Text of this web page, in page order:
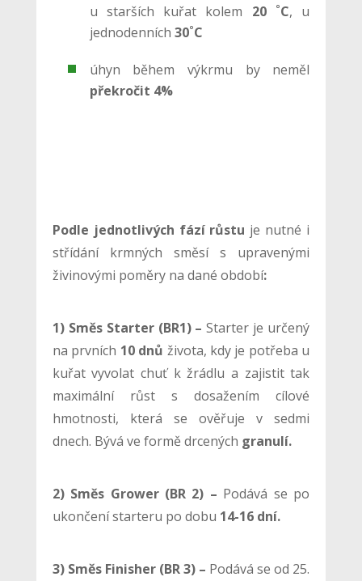
u starších kuřat kolem 20 ˚C, u
jednodenních 30˚C
úhyn během výkrmu by neměl
překročit 4%
Podle jednotlivých fází růstu je nutné i
střídání krmných směsí s upravenými
živinovými poměry na dané období:
1) Směs Starter (BR1) –Starter je určený
na prvních 10 dnů života, kdy je potřeba u
kuřat vyvolat chuť k žrádlu a zajistit tak
maximální růst s dosažením cílové
hmotnosti, která se ověřuje v sedmi
dnech. Bývá ve formě drcených granulí.
2) Směs Grower (BR 2) – Podává se po
ukončení starteru po dobu 14-16 dní.
3) Směs Finisher (BR 3) – Podává se od 25.